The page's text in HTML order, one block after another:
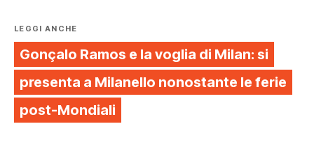
LEGGI ANCHE
Gonçalo Ramos e la voglia di Milan: si
presenta a Milanello nonostante le ferie
post-Mondiali